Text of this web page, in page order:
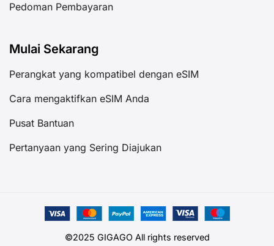
Pedoman Pembayaran
Mulai Sekarang
Perangkat yang kompatibel dengan eSIM
Cara mengaktifkan eSIM Anda
Pusat Bantuan
Pertanyaan yang Sering Diajukan
©2025 GIGAGO All rights reserved